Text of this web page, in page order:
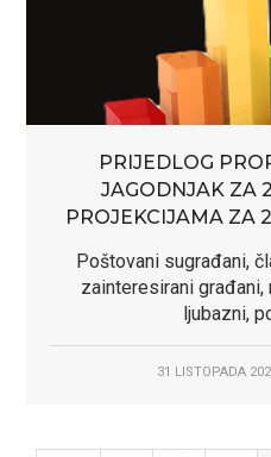
PRIJEDLOG
JAGODNJAK ZA
PROJEKCIJAMA ZA
Poštovani sugrađani,
zainteresirani
ljubazni,
31 LISTOPADA